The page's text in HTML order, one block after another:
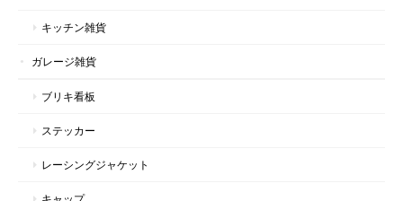
キッチン雑貨
ガレージ雑貨
ブリキ看板
ステッカー
レーシングジャケット